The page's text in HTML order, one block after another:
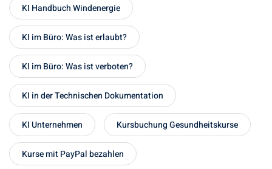
KI Handbuch Windenergie
KI im Büro: Was ist erlaubt?
KI im Büro: Was ist verboten?
KI in der Technischen Dokumentation
KI Unternehmen Kursbuchung Gesundheitskurse
Kurse mit PayPal bezahlen